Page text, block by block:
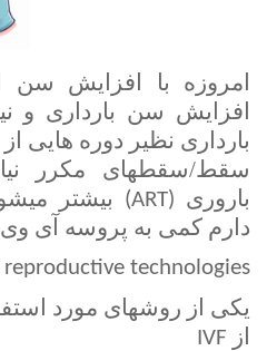
امروزه با افزایش سن
افزایش سن بارداری و
بارداری نظیر دوره هایی از
سقط/سقطهای مکرر
باروری (ART)
بیشتر
دارم کمی به پروسه آی
reproductive technologies
یکی از روشهای مورد
از IVF